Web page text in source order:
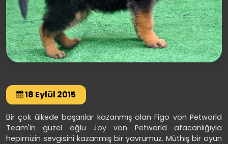
18 Eylül 2015
Bir çok ülkede başarılar kazanmış olan Figo von Petworld
Team'in güzel oğlu Joy von Petworld afacanlığıyla
hepimizin sevgisini kazanmış bir yavrumuz. Müthiş bir oyun